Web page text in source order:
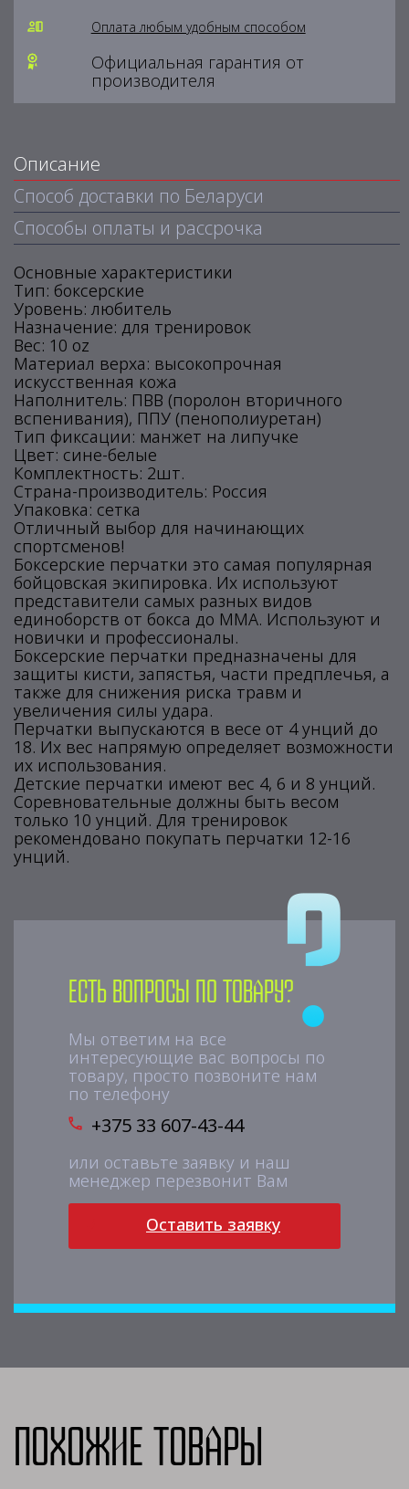
Оплата любым удобным способом
Официальная гарантия от
производителя
Описание
Способ доставки по Беларуси
Способы оплаты и рассрочка
Основные характеристики
Тип: боксерские
Уровень: любитель
Назначение: для тренировок
Вес: 10 oz
Материал верха: высокопрочная
искусственная кожа
Наполнитель: ПВВ (поролон вторичного
вспенивания), ППУ (пенополиуретан)
Тип фиксации: манжет на липучке
Цвет: сине-белые
Комплектность: 2шт.
Страна-производитель: Россия
Упаковка: сетка
Отличный выбор для начинающих
спортсменов!
Боксерские перчатки это самая популярная
бойцовская экипировка. Их используют
представители самых разных видов
единоборств от бокса до ММА. Используют и
новички и профессионалы.
Боксерские перчатки предназначены для
защиты кисти, запястья, части предплечья, а
также для снижения риска травм и
увеличения силы удара.
Перчатки выпускаются в весе от 4 унций до
18. Их вес напрямую определяет возможности
их использования.
Детские перчатки имеют вес 4, 6 и 8 унций.
Соревновательные должны быть весом
только 10 унций. Для тренировок
рекомендовано покупать перчатки 12-16
унций.
Есть вопросы по товару?
Мы ответим на все
интересующие вас вопросы по
товару, просто позвоните нам
по телефону
+375 33 607-43-44
или оставьте заявку и наш
менеджер перезвонит Вам
Оставить заявку
Похожие товары